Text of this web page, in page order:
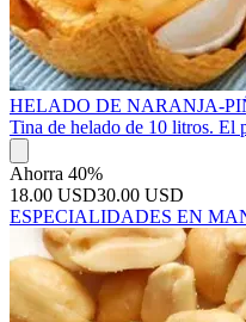
HELADO DE NARANJA-
Tina de helado de 10 litros. El
Ahorra 40%
18.00 USD30.00 USD
ESPECIALIDADES EN